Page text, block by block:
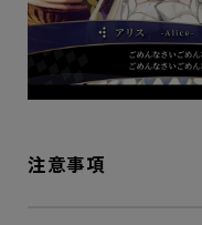
注意事項